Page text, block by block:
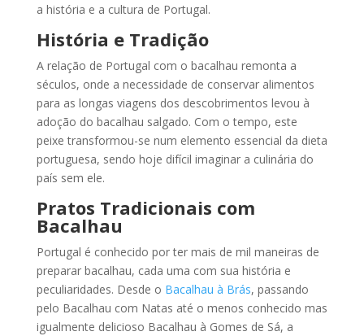
a história e a cultura de Portugal.
História e Tradição
A relação de Portugal com o bacalhau remonta a
séculos, onde a necessidade de conservar alimentos
para as longas viagens dos descobrimentos levou à
adoção do bacalhau salgado. Com o tempo, este
peixe transformou-se num elemento essencial da dieta
portuguesa, sendo hoje difícil imaginar a culinária do
país sem ele.
Pratos Tradicionais com
Bacalhau
Portugal é conhecido por ter mais de mil maneiras de
preparar bacalhau, cada uma com sua história e
peculiaridades. Desde o Bacalhau à Brás, passando
pelo Bacalhau com Natas até o menos conhecido mas
igualmente delicioso Bacalhau à Gomes de Sá, a